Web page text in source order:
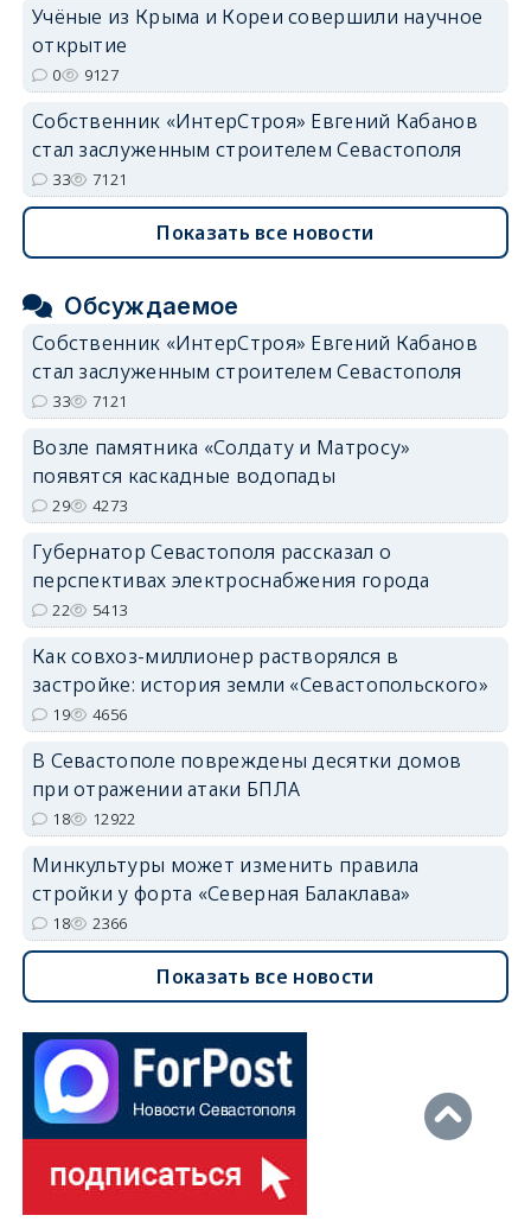
Учёные из Крыма и Кореи совершили научное
открытие
0 9127
Собственник «ИнтерСтроя» Евгений Кабанов
стал заслуженным строителем Севастополя
33 7121
Показать все новости
Обсуждаемое
Собственник «ИнтерСтроя» Евгений Кабанов
стал заслуженным строителем Севастополя
33 7121
Возле памятника «Солдату и Матросу»
появятся каскадные водопады
29 4273
Губернатор Севастополя рассказал о
перспективах электроснабжения города
22 5413
Как совхоз-миллионер растворялся в
застройке: история земли «Севастопольского»
19 4656
В Севастополе повреждены десятки домов
при отражении атаки БПЛА
18 12922
Минкультуры может изменить правила
стройки у форта «Северная Балаклава»
18 2366
Показать все новости